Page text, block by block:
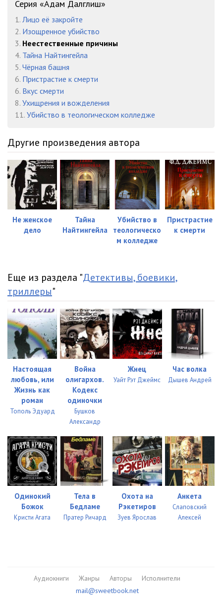
Серия «Адам Далглиш»
1. Лицо её закройте
2. Изощренное убийство
3. Неестественные причины
4. Тайна Найтингейла
5. Чёрная башня
6. Пристрастие к смерти
6. Вкус смерти
8. Ухищрения и вожделения
11. Убийство в теологическом колледже
Другие произведения автора
Не женское
дело
Тайна
Найтингейла
Убийство в
теологическо
м колледже
Пристрастие
к смерти
Еще из раздела "Детективы, боевики,
триллеры"
Настоящая
любовь, или
Жизнь как
роман
Тополь Эдуард
Война
олигархов.
Кодекс
одиночки
Бушков
Александр
Жнец
Уайт Рэт Джеймс
Час волка
Дышев Андрей
Одинокий
Божок
Кристи Агата
Тела в
Бедламе
Пратер Ричард
Охота на
Рэкетиров
Зуев Ярослав
Анкета
Слаповский
Алексей
Аудиокниги Жанры Авторы
Исполнители
mail@sweetbook.net